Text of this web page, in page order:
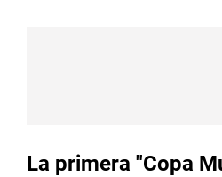
La primera "Copa